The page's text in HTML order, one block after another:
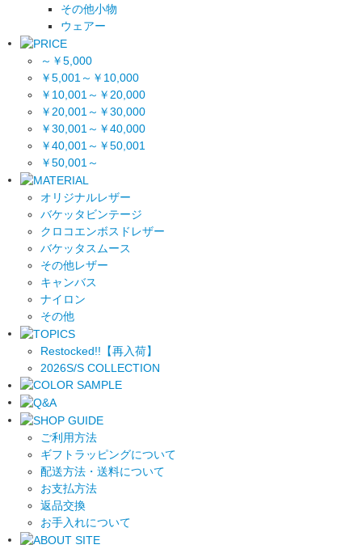
その他小物
ウェアー
～￥5,000
￥5,001～￥10,000
￥10,001～￥20,000
￥20,001～￥30,000
￥30,001～￥40,000
￥40,001～￥50,001
￥50,001～
オリジナルレザー
バケッタビンテージ
クロコエンボスドレザー
バケッタスムース
その他レザー
キャンバス
ナイロン
その他
Restocked!!【再入荷】
2026S/S COLLECTION
ご利用方法
ギフトラッピングについて
配送方法・送料について
お支払方法
返品交換
お手入れについて